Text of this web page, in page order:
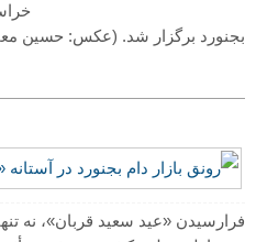
بجنورد برگزار شد. (عکس: حسین
فرارسیدن «عید سعید قربان»، نه